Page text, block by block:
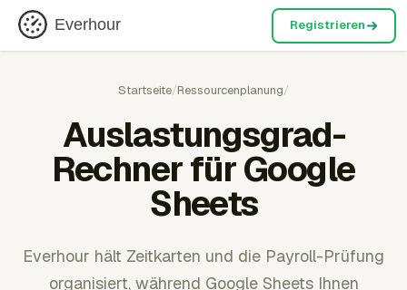
Everhour Registrieren
Startseite/Ressourcenplanung/
Auslastungsgrad-
Rechner für Google
Sheets
Everhour hält Zeitkarten und die Payroll-Prüfung
organisiert, während Google Sheets Ihnen